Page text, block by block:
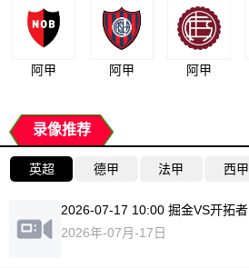
阿甲 阿甲 阿甲
录像推荐
英超 德甲 法甲 西甲
2026-07-17 10:00 掘金VS开拓者
2026年-07月-17日